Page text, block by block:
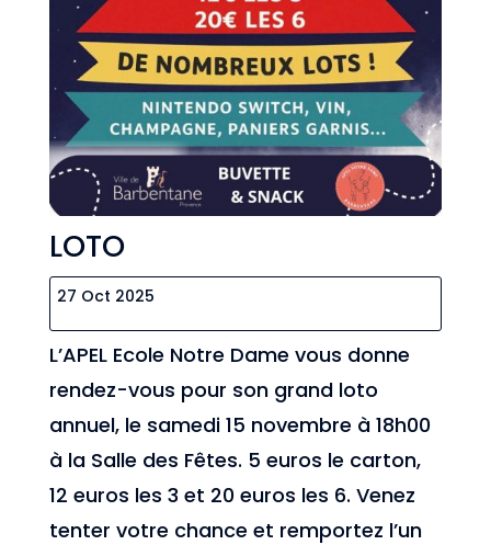
LOTO
27 Oct 2025
L’APEL Ecole Notre Dame vous donne
rendez-vous pour son grand loto
annuel, le samedi 15 novembre à 18h00
à la Salle des Fêtes. 5 euros le carton,
12 euros les 3 et 20 euros les 6. Venez
tenter votre chance et remportez l’un